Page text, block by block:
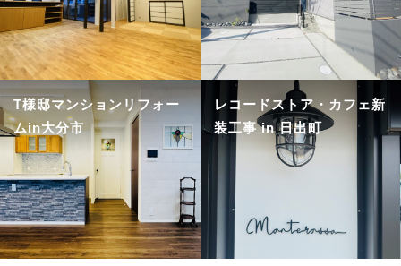
T様邸マンションリフォー
ムin大分市
レコードストア・カフェ新
装工事 in 日出町